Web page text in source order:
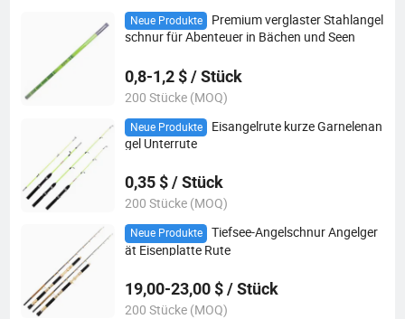
Neue Produkte
Premium verglaster Stahlangel
schnur für Abenteuer in Bächen und Seen
0,8-1,2 $ / Stück
200 Stücke (MOQ)
Neue Produkte
Eisangelrute kurze Garnelenan
gel Unterrute
0,35 $ / Stück
200 Stücke (MOQ)
Neue Produkte
Tiefsee-Angelschnur Angelger
ät Eisenplatte Rute
19,00-23,00 $ / Stück
200 Stücke (MOQ)